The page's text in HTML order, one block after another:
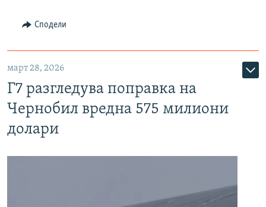
Сподели
март 28, 2026
Г7 разгледува поправка на
Чернобил вредна 575 милиони
долари